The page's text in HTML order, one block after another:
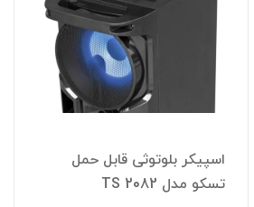
اسپیکر بلوتوثی قابل حمل
تسکو مدل TS 2082